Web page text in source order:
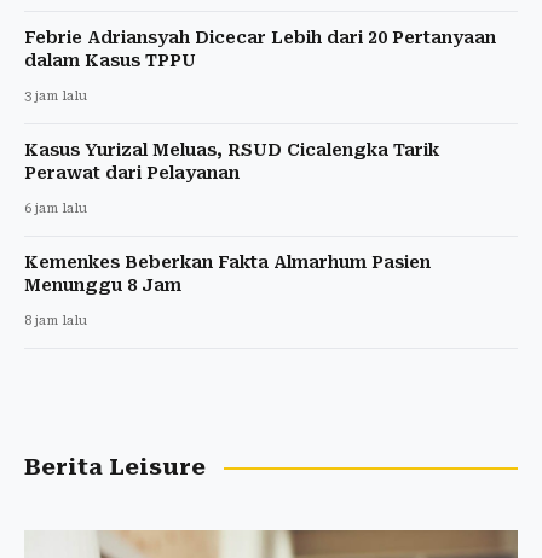
Febrie Adriansyah Dicecar Lebih dari 20 Pertanyaan
dalam Kasus TPPU
3 jam lalu
Kasus Yurizal Meluas, RSUD Cicalengka Tarik
Perawat dari Pelayanan
6 jam lalu
Kemenkes Beberkan Fakta Almarhum Pasien
Menunggu 8 Jam
8 jam lalu
Berita Leisure